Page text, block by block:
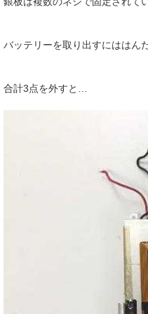
バッテリーを取り出すにははん
合計3点を外すと…